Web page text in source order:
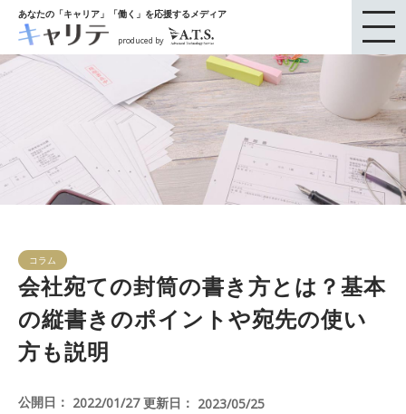
あなたの「キャリア」「働く」を応援するメディア
produced by
コラム
公開日： 2022/01/27更新日： 2023/05/25
会社宛ての封筒の書き方とは？基本
の縦書きのポイントや宛先の使い
方も説明